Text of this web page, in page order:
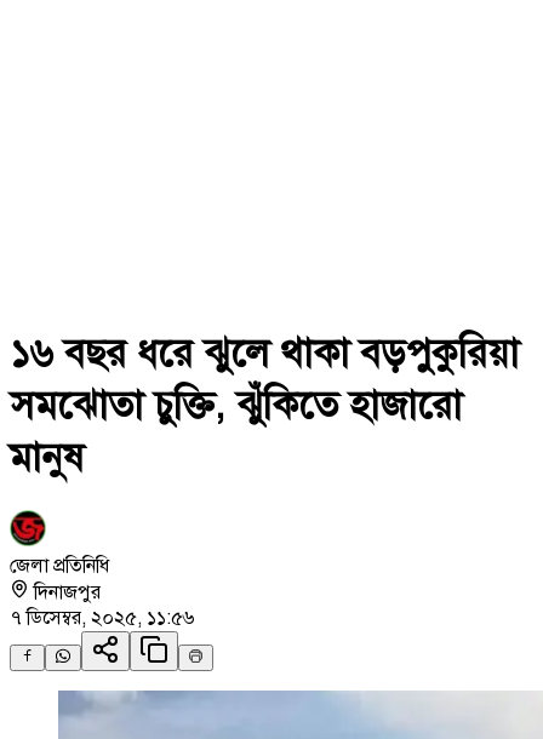
১৬ বছর ধরে ঝুলে থাকা বড়পুকুরিয়া
সমঝোতা চুক্তি, ঝুঁকিতে হাজারো
মানুষ
জেলা প্রতিনিধি
দিনাজপুর
৭ ডিসেম্বর, ২০২৫, ১১:৫৬